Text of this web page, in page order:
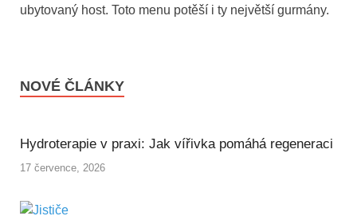
ubytovaný host. Toto menu potěší i ty největší gurmány.
NOVÉ ČLÁNKY
Hydroterapie v praxi: Jak vířivka pomáhá regeneraci
17 července, 2026